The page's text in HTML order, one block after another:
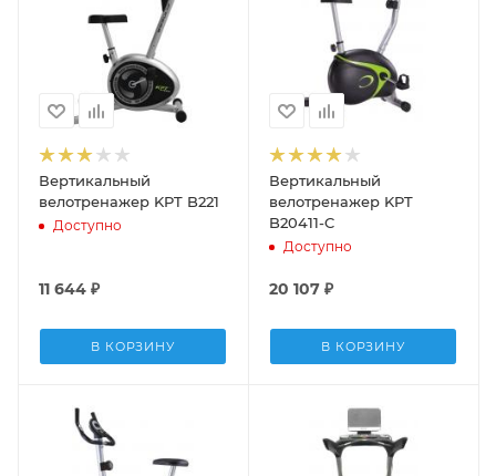
Вертикальный
велотренажер KPT B221
Доступно
11 644 ₽
В КОРЗИНУ
Вертикальный
велотренажер KPT
B20411-C
Доступно
20 107 ₽
В КОРЗИНУ